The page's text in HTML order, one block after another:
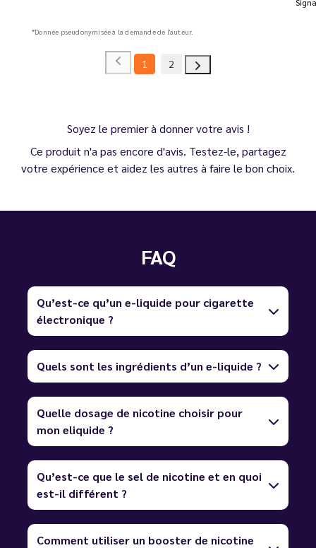
*Donnée pseudonymisée à la demande de l'auteur.
1 2
Soyez le premier à donner votre avis !
Ce produit n'a pas encore d'avis. Testez-le, partagez
votre expérience et aidez les autres à faire le bon choix.
FAQ
Qu’est-ce qu’un e-liquide pour cigarette
électronique ?
Quels sont les ingrédients d’un e-liquide ?
Quelle dosage de nicotine choisir pour
mon eliquide ?
Qu’est-ce que le sel de nicotine et en quoi
est-il différent ?
Comment utiliser un booster de nicotine